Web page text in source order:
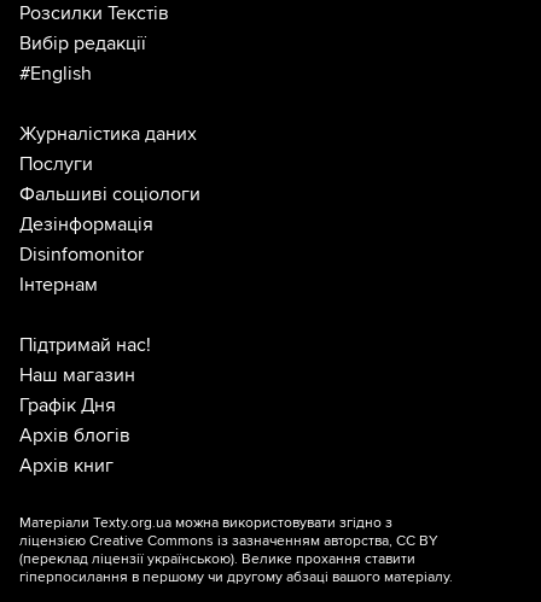
Розсилки Текстів
Вибір редакції
#English
Журналістика даних
Послуги
Фальшиві соціологи
Дезінформація
Disinfomonitor
Інтернам
Підтримай нас!
Наш магазин
Графік Дня
Архів блогів
Архів книг
Матеріали Texty.org.ua можна використовувати згідно з
ліцензією Creative Commons із зазначенням авторства, CC BY
(переклад ліцензії українською). Велике прохання ставити
гіперпосилання в першому чи другому абзаці вашого матеріалу.